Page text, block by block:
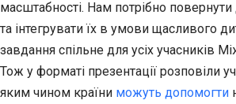
масштабності. Нам потрібно повернути
та інтегрувати їх в умови щасливого
завдання спільне для усіх учасників
Тож у форматі презентації розповіли
яким чином країни можуть допомогти